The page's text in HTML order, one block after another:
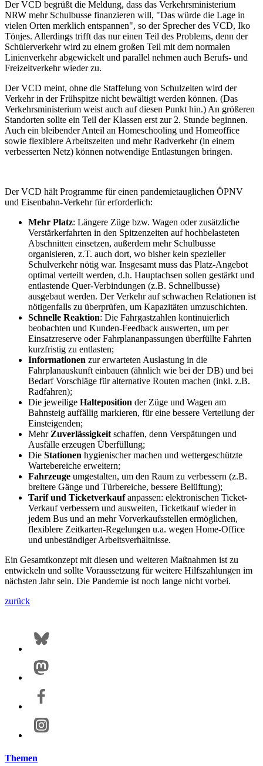
Der VCD begrüßt die Meldung, dass das Verkehrsministerium
NRW mehr Schulbusse finanzieren will, "Das würde die Lage in
vielen Orten merklich entspannen", so der Sprecher des VCD, Iko
Tönjes. Allerdings trifft das nur einen Teil des Problems, denn der
Schülerverkehr wird zu einem großen Teil mit dem normalen
Linienverkehr abgewickelt und parallel nehmen auch Berufs- und
Freizeitverkehr wieder zu.
Der VCD meint, ohne die Staffelung von Schulzeiten wird der
Verkehr in der Frühspitze nicht bewältigt werden können. (Das
Verkehrsministerium weist auch auf diesen Punkt hin.) An größeren
Standorten sollte ein Teil der Klassen erst zur 2. Stunde beginnen.
Auch ein bleibender Anteil an Homeschooling und Homeoffice
sowie flexiblere Arbeitszeiten und mehr Radverkehr (in einem
verbesserten Netz) können notwendige Entlastungen bringen.
Der VCD hält Programme für einen pandemietauglichen ÖPNV
und Eisenbahn-Verkehr für erforderlich:
Mehr Platz: Längere Züge bzw. Wagen oder zusätzliche
Verstärkerfahrten in den Spitzenzeiten auf hochbelasteten
Abschnitten einsetzen, außerdem mehr Schulbusse
organisieren, z.T. auch dort, wo bisher kein spezieller
Schulverkehr nötig war. Insgesamt muss das Platz-Angebot
optimal verteilt werden, d.h. Hauptachsen sollen gestärkt und
entlastende Quer-Verbindungen (z.B. Schnellbusse)
ausgebaut werden. Der Verkehr auf schwachen Relationen ist
nötigenfalls zu überprüfen, um Kapazitäten umzuschichten.
Schnelle Reaktion: Die Fahrgastzahlen kontinuierlich
beobachten und Kunden-Feedback auswerten, um per
Einsatzreserve oder Fahrplananpassungen überfüllte Fahrten
kurzfristig zu entlasten;
Informationen zur erwarteten Auslastung in die
Fahrplanauskunft einbauen (ähnlich wie bei der DB) und bei
Bedarf Vorschläge für alternative Routen machen (inkl. z.B.
Radfahren);
Die jeweilige Halteposition der Züge und Wagen am
Bahnsteig auffällig markieren, für eine bessere Verteilung der
Einsteigenden;
Mehr Zuverlässigkeit schaffen, denn Verspätungen und
Ausfälle erzeugen Überfüllung;
Die Stationen hygienischer machen und wettergeschützte
Wartebereiche erweitern;
Fahrzeuge umgestalten, um den Raum zu verbessern (z.B.
breitere Gänge und Türbereiche, bessere Belüftung);
Tarif und Ticketverkaufanpassen: elektronischen Ticket-
Verkauf verbessern und ausweiten, Ticketkauf wieder in
jedem Bus und an mehr Vorverkaufsstellen ermöglichen,
flexiblere Zeitkarten-Regelungen u.a. wegen Home-Office
und unbeständiger Arbeitsverhältnisse.
Ein Gesamtkonzept mit diesen und weiteren Maßnahmen ist zu
entwickeln und sollte Voraussetzung für weitere Hilfszahlungen im
nächsten Jahr sein. Die Pandemie ist noch lange nicht vorbei.
zurück
Themen